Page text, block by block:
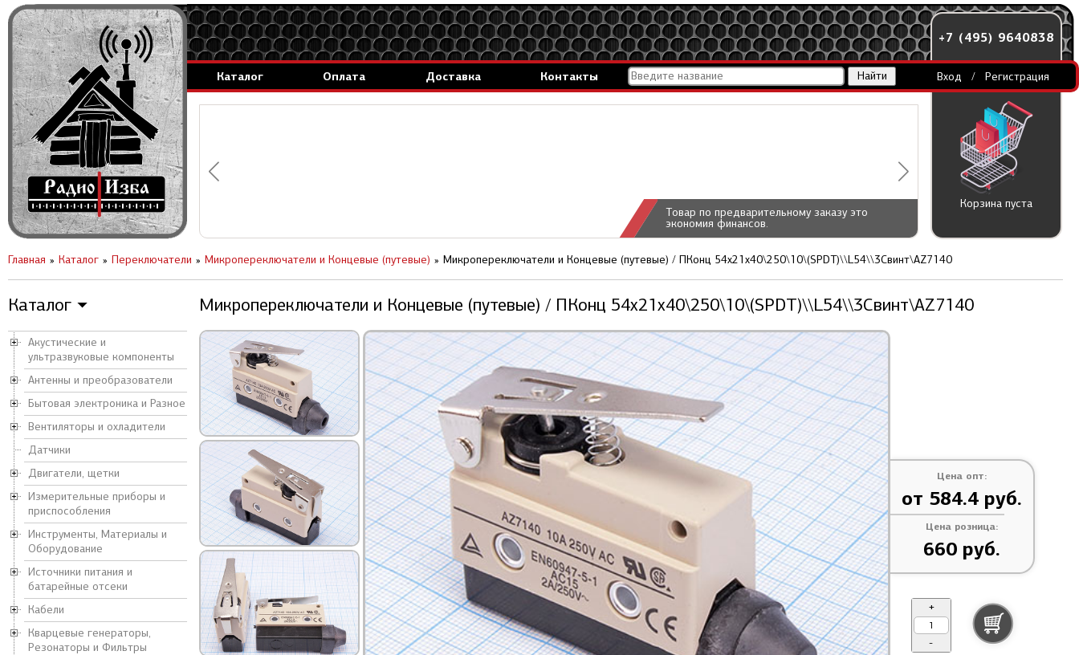
Каталог Оплата Доставка Контакты
генераторы.
за 1 день.
Товар по предварительному заказу это
экономия финансов.
+7 (495) 9640838
Вход / Регистрация
Корзина пуста
Каталог ▼
Акустические и
ультразвуковые компоненты
Антенны и преобразователи
Бытовая электроника и Разное
Вентиляторы и охладители
Датчики
Двигатели, щетки
Измерительные приборы и
приспособления
Инструменты, Материалы и
Оборудование
Источники питания и
батарейные отсеки
Кабели
Кварцевые генераторы,
Резонаторы и Фильтры
Микропереключатели и Концевые (путевые) / ПКонц 54x21x40\250\10\(SPDT)\\L54\\3Cвинт\AZ7140
Главная Каталог Переключатели Микропереключатели и Концевые (путевые) Микропереключатели и Концевые (путевые) / ПКонц 54x21x40\250\10\(SPDT)\\L54\\3Cвинт\AZ7140
Цена опт:
от 584.4 руб.
Цена розница:
660 руб.
+
-